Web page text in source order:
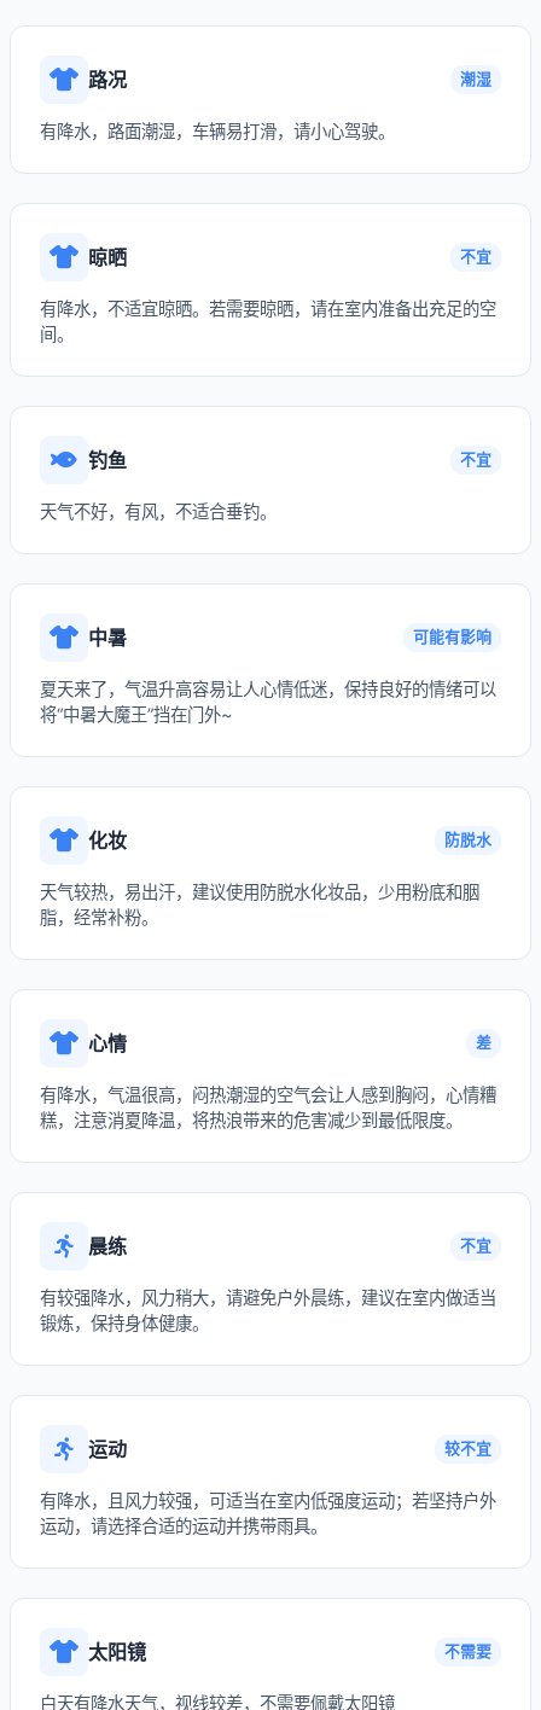
路况 潮湿
有降水，路面潮湿，车辆易打滑，请小心驾驶。
晾晒 不宜
有降水，不适宜晾晒。若需要晾晒，请在室内准备出充足的空
间。
钓鱼 不宜
天气不好，有风，不适合垂钓。
中暑 可能有影响
夏天来了，气温升高容易让人心情低迷，保持良好的情绪可以
将“中暑大魔王”挡在门外~
化妆 防脱水
天气较热，易出汗，建议使用防脱水化妆品，少用粉底和胭
脂，经常补粉。
心情 差
有降水，气温很高，闷热潮湿的空气会让人感到胸闷，心情糟
糕，注意消夏降温，将热浪带来的危害减少到最低限度。
晨练 不宜
有较强降水，风力稍大，请避免户外晨练，建议在室内做适当
锻炼，保持身体健康。
运动 较不宜
有降水，且风力较强，可适当在室内低强度运动；若坚持户外
运动，请选择合适的运动并携带雨具。
太阳镜 不需要
白天有降水天气，视线较差，不需要佩戴太阳镜